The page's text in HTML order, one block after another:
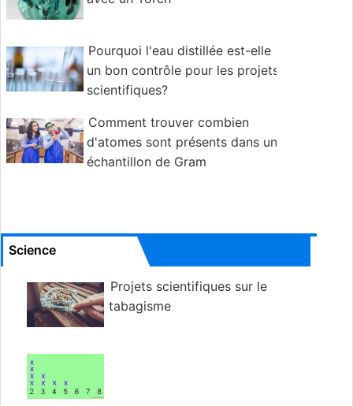
Pourquoi l'eau distillée est-elle
un bon contrôle pour les projets
scientifiques?
Comment trouver combien
d'atomes sont présents dans un
échantillon de Gram
Science
Projets scientifiques sur le
tabagisme